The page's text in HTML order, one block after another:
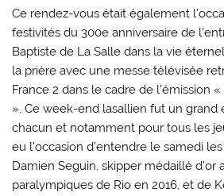
Ce rendez-vous était également
festivités du 300e anniversaire de
Baptiste de La Salle dans la vie
la prière avec une messe télévisée
France 2 dans le cadre de l’émission
». Ce week-end lasallien fut un
chacun et notamment pour tous les
eu l’occasion d’entendre le samedi
Damien Seguin, skipper médaillé d’or
paralympiques de Rio en 2016, et de